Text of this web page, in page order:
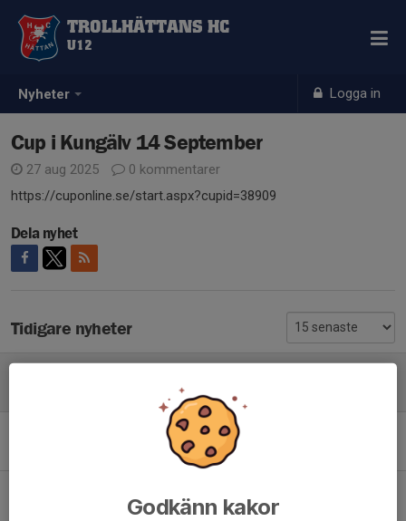
Nyheter Logga in
TROLLHÄTTANS HC
U12
Cup i Kungälv 14 September
27 aug 2025
0 kommentarer
https://cuponline.se/start.aspx?cupid=38909
Dela nyhet
Tidigare nyheter
Julklapp till spelare
24 okt 2024 0
Godkänn kakor